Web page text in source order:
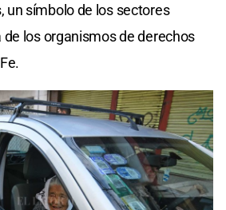
un símbolo de los sectores
de los organismos de derechos